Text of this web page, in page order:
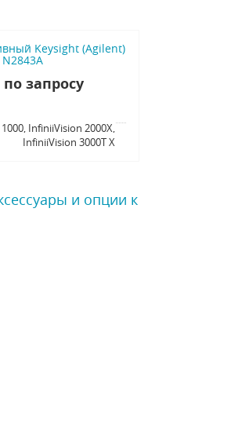
Keysight (Agilent)
N2843A
запросу
1000, InfiniiVision 2000X,
InfiniiVision 3000T X
и опции к